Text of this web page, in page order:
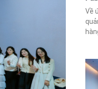
Về